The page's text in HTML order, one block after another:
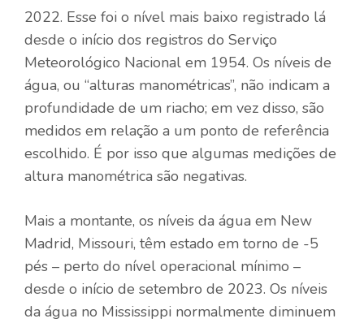
2022. Esse foi o nível mais baixo registrado lá
desde o início dos registros do Serviço
Meteorológico Nacional em 1954. Os níveis de
água, ou “alturas manométricas”, não indicam a
profundidade de um riacho; em vez disso, são
medidos em relação a um ponto de referência
escolhido. É por isso que algumas medições de
altura manométrica são negativas.
Mais a montante, os níveis da água em New
Madrid, Missouri, têm estado em torno de -5
pés – perto do nível operacional mínimo –
desde o início de setembro de 2023. Os níveis
da água no Mississippi normalmente diminuem